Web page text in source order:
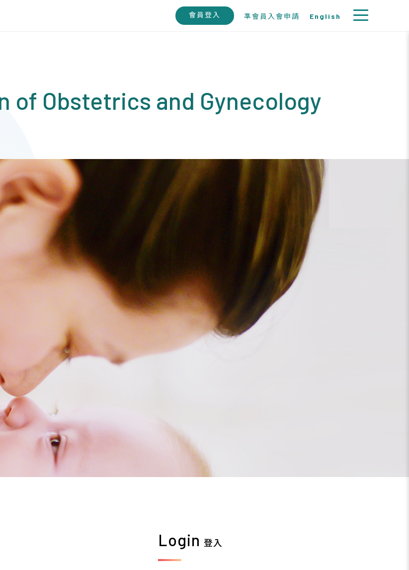
會員登入 準會員入會申請 English
of Obstetrics and Gynecology
Login 登入